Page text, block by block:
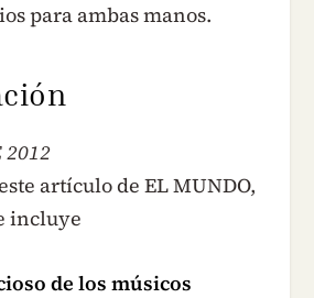
para ambas manos.
2012
artículo de EL MUNDO,
incluye
de los músicos